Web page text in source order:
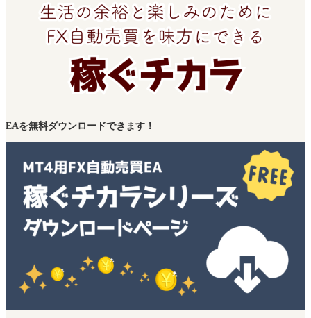
EAを無料ダウンロードできます！